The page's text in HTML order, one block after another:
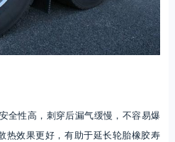
全性高，刺穿后漏气缓慢，不容易爆
热效果更好，有助于延长轮胎橡胶寿